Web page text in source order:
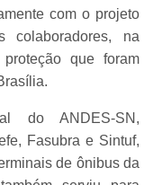
com o projeto
na
que foram
do ANDES-SN,
Fasubra e Sintuf,
de ônibus da